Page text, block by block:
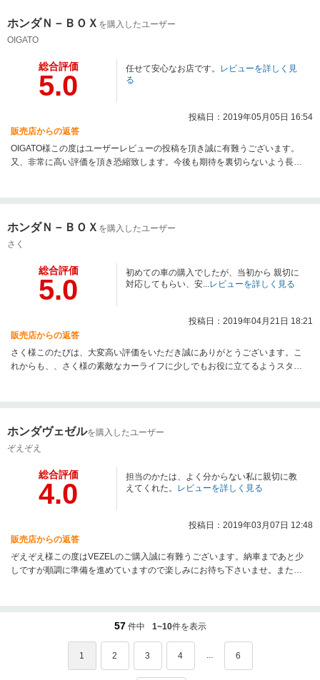
ホンダＮ－ＢＯＸ を購入したユーザー
OIGATO
総合評価
5.0
任せて安心なお店です。 レビューを詳しく見
る
投稿日：2019年05月05日 16:54
販売店からの返答
OIGATO様この度はユーザーレビューの投稿を頂き誠に有難うございます。
又、非常に高い評価を頂き恐縮致します。今後も期待を裏切らないよう長く
ホンダＮ－ＢＯＸ を購入したユーザー
さく
総合評価
5.0
初めての車の購入でしたが、当初から 親切に
対応してもらい、安...レビューを詳しく見る
投稿日：2019年04月21日 18:21
販売店からの返答
さく様このたびは、大変高い評価をいただき誠にありがとうございます。こ
れからも、、さく様の素敵なカーライフに少しでもお役に立てるようスタッ
ホンダヴェゼルを購入したユーザー
ぞえぞえ
総合評価
4.0
担当のかたは、よく分からない私に親切に教
えてくれた。 レビューを詳しく見る
投稿日：2019年03月07日 12:48
販売店からの返答
ぞえぞえ様この度はVEZELのご購入誠に有難うございます。納車まであと少
しですが順調に準備を進めていますので楽しみにお待ち下さいませ。また、
ます。
57 件中 1~10件を表示
1 2 3 4 ... 6